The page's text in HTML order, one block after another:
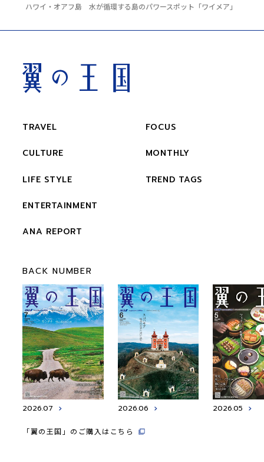
ハワイ・オアフ島 水が循環する島のパワースポット「ワイメア」
TRAVEL
CULTURE
LIFE STYLE
ENTERTAINMENT
ANA REPORT
FOCUS
MONTHLY
TREND TAGS
BACK NUMBER
2026.07 2026.06 2026.05
「翼の王国」のご購入はこちら